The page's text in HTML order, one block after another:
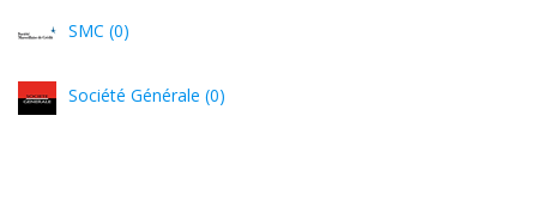
SMC (0)
Société Générale (0)